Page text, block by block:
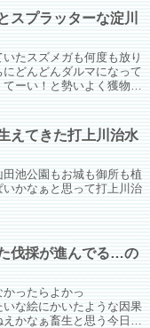
スプラッターな淀川
たスズメガも何度も放り
どんどんダルマになって
ーい！と勢いよく獲物を
えてきた打上川治水
池公園もお城も御所も植
かなぁと思って打上川治
伐採が進んでる…の
ったらよかっ
な絵にかいたような因果
かなぁ畜生と思う今日こ